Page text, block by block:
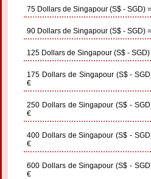
75 Dollars de Singapour (S$ - SGD) =
90 Dollars de Singapour (S$ - SGD) =
125 Dollars de Singapour (S$ - SGD)
175 Dollars de Singapour (S$ -
€
250 Dollars de Singapour (S$ -
€
400 Dollars de Singapour (S$ -
€
600 Dollars de Singapour (S$ -
€